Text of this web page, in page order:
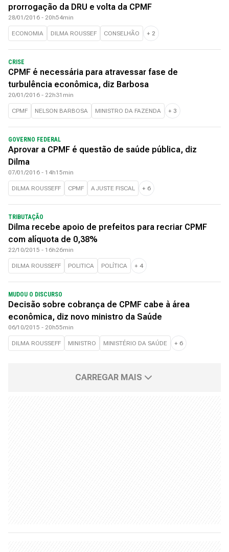
prorrogação da DRU e volta da CPMF
28/01/2016 - 20h54min
ECONOMIA DILMA ROUSSEF CONSELHÃO + 2
CRISE
CPMF é necessária para atravessar fase de
turbulência econômica, diz Barbosa
20/01/2016 - 22h31min
CPMF NELSON BARBOSA MINISTRO DA FAZENDA + 3
GOVERNO FEDERAL
Aprovar a CPMF é questão de saúde pública, diz
Dilma
07/01/2016 - 14h15min
DILMA ROUSSEFF CPMF AJUSTE FISCAL + 6
TRIBUTAÇÃO
Dilma recebe apoio de prefeitos para recriar CPMF
com alíquota de 0,38%
22/10/2015 - 16h26min
DILMA ROUSSEFF POLITICA POLÍTICA + 4
MUDOU O DISCURSO
Decisão sobre cobrança de CPMF cabe à área
econômica, diz novo ministro da Saúde
06/10/2015 - 20h55min
DILMA ROUSSEFF MINISTRO MINISTÉRIO DA SAÚDE + 6
CARREGAR MAIS